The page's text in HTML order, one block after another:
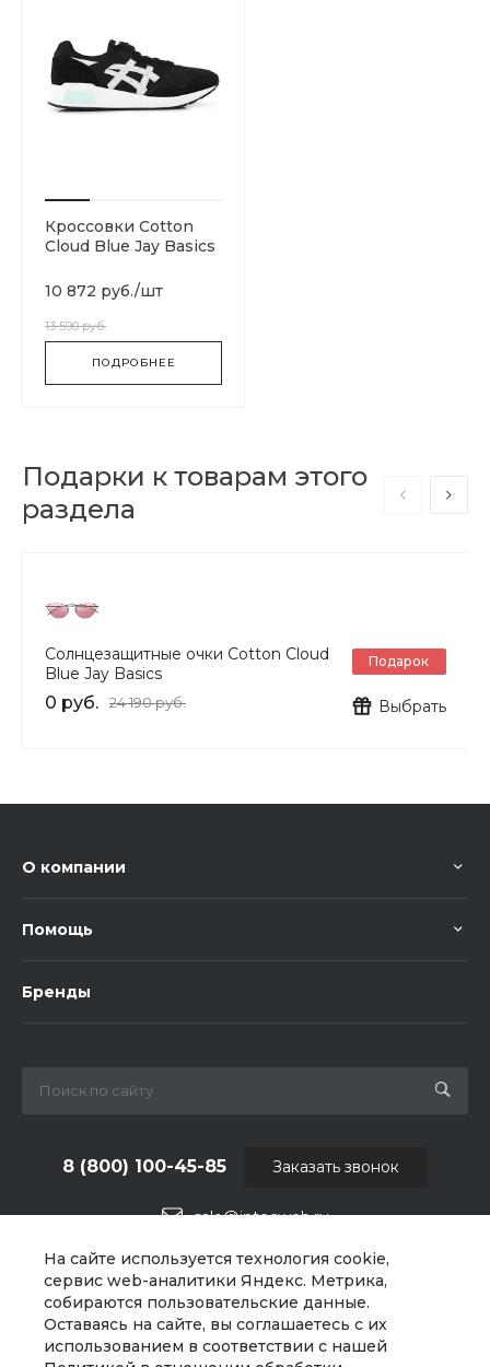
На сайте используется технология cookie,
сервис web-аналитики Яндекс. Метрика,
собираются пользовательские данные.
Оставаясь на сайте, вы соглашаетесь с их
использованием в соответствии с нашей
Кроссовки Cotton
Cloud Blue Jay Basics
10 872 руб./шт
13 590 руб.
ПОДРОБНЕЕ
Подарки к товарам этого
раздела
Солнцезащитные очки Cotton Cloud
Blue Jay Basics
0 руб. 24 190 руб.
Подарок
Выбрать
О компании
Помощь
Бренды
sale@intecweb.ru
8 (800) 100-45-85
г. Челябинск, ул.Свободы, д.93, оф. 6
Заказать звонок